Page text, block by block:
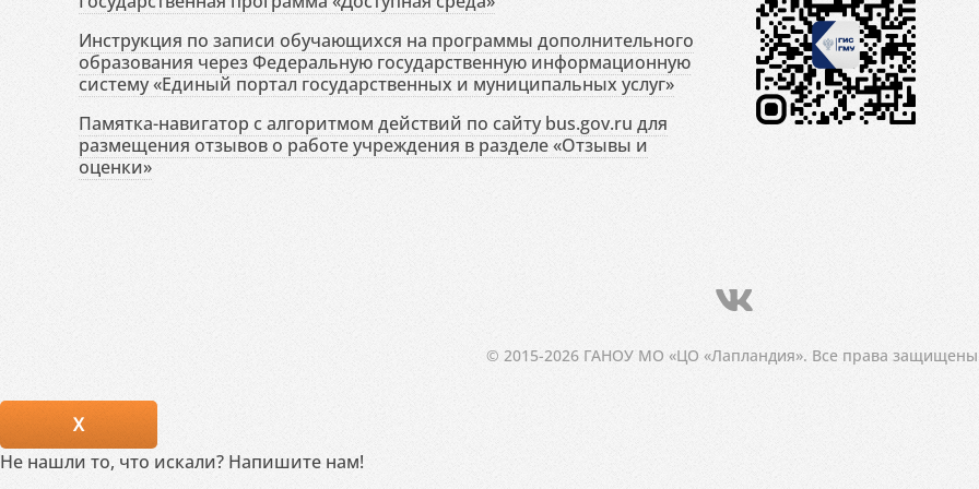
Инструкция по записи обучающихся на программы дополнительного
образования через Федеральную государственную информационную
систему «Единый портал государственных и муниципальных услуг»
Памятка-навигатор с алгоритмом действий по сайту bus.gov.ru для
размещения отзывов о работе учреждения в разделе «Отзывы и
оценки»
© 2015-2026 ГАНОУ МО «ЦО «Лапландия». Все права
X
Не нашли то, что искали? Напишите нам!